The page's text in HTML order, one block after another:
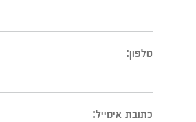
טלפון:
כתובת אימייל: